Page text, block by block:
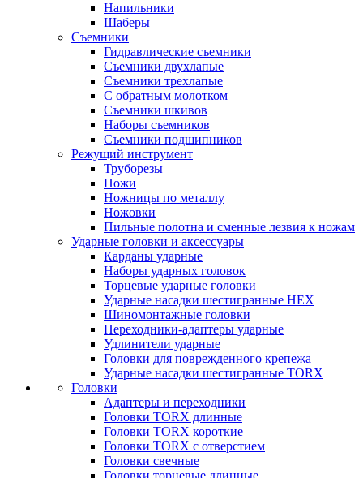
Напильники
Шаберы
Съемники
Гидравлические съемники
Съемники двухлапые
Съемники трехлапые
С обратным молотком
Съемники шкивов
Наборы съемников
Съемники подшипников
Режущий инструмент
Труборезы
Ножи
Ножницы по металлу
Ножовки
Пильные полотна и сменные лезвия к ножам
Ударные головки и аксессуары
Карданы ударные
Наборы ударных головок
Торцевые ударные головки
Ударные насадки шестигранные HEX
Шиномонтажные головки
Переходники-адаптеры ударные
Удлинители ударные
Головки для поврежденного крепежа
Ударные насадки шестигранные TORX
Головки
Адаптеры и переходники
Головки TORX длинные
Головки TORX короткие
Головки TORX с отверстием
Головки свечные
Головки торцевые длинные